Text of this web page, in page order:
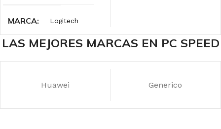
MARCA Logitech
INTERFAZ USB 2.0
ILUMINACIÓN Sin RGB
LAS MEJORES MARCAS EN PC SPEED
Huawei Generico